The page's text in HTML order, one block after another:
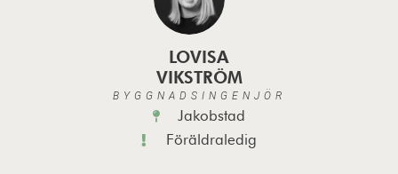
LOVISA
VIKSTRÖM
BYGGNADSINGENJÖR
Jakobstad
Föräldraledig